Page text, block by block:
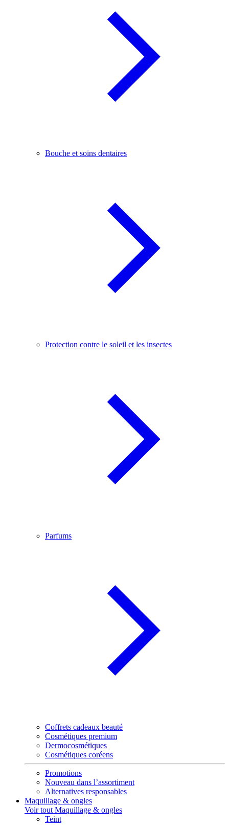
Bouche et soins dentaires
Protection contre le soleil et les insectes
Parfums
Coffrets cadeaux beauté
Cosmétiques premium
Dermocosmétiques
Cosmétiques coréens
Promotions
Nouveau dans l’assortiment
Alternatives responsables
Maquillage & ongles
Voir tout Maquillage & ongles
Teint